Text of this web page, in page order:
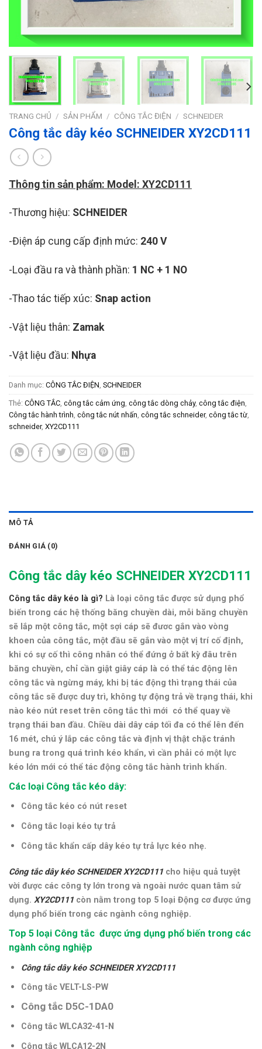
TRANG CHỦ / SẢN PHẨM / CÔNG TẮC ĐIỆN / SCHNEIDER
Công tắc dây kéo SCHNEIDER XY2CD111
Thông tin sản phẩm: Model: XY2CD111
-Thương hiệu: SCHNEIDER
-Điện áp cung cấp định mức: 240 V
-Loại đầu ra và thành phần: 1 NC + 1 NO
-Thao tác tiếp xúc: Snap action
-Vật liệu thân: Zamak
-Vật liệu đầu: Nhựa
Danh mục: CÔNG TẮC ĐIỆN, SCHNEIDER
Thẻ: CÔNG TẮC, công tắc cảm ứng, công tắc dòng chảy, công tắc điện,
Công tắc hành trình, công tắc nút nhấn, công tắc schneider, công tắc từ,
schneider, XY2CD111
MÔ TẢ
ĐÁNH GIÁ (0)
Công tắc dây kéo SCHNEIDER XY2CD111
Công tắc dây kéo là gì? Là loại công tắc được sử dụng phổ
biến trong các hệ thống băng chuyền dài, mỗi băng chuyền
sẽ lắp một công tắc, một sợi cáp sẽ đươc gắn vào vòng
khoen của công tắc, một đầu sẽ gắn vào một vị trí cố định,
khi có sự cố thì công nhân có thể đứng ở bất kỳ đâu trên
băng chuyền, chỉ cần giật giây cáp là có thể tác động lên
công tắc và ngừng máy, khi bị tác động thì trạng thái của
công tắc sẽ được duy trì, không tự động trả về trạng thái, khi
nào kéo nút reset trên công tắc thì mới có thể quay về
trạng thái ban đầu. Chiều dài dây cáp tối đa có thể lên đến
16 mét, chú ý lắp các công tắc và định vị thật chặc tránh
bung ra trong quá trình kéo khẩn, vì cần phải có một lực
kéo lớn mới có thể tác động công tắc hành trình khẩn.
Các loại Công tắc kéo dây:
Công tắc kéo có nút reset
Công tắc loại kéo tự trả
Công tắc khẩn cấp dây kéo tự trả lực kéo nhẹ.
Công tắc dây kéo SCHNEIDER XY2CD111 cho hiệu quả tuyệt
vời được các công ty lớn trong và ngoài nước quan tâm sử
dụng. XY2CD111 còn nằm trong top 5 loại Động cơ được ứng
dụng phổ biến trong các ngành công nghiệp.
Top 5 loại Công tắc được ứng dụng phổ biến trong các
ngành công nghiệp
Công tắc dây kéo SCHNEIDER XY2CD111
Công tắc VELT-LS-PW
Công tắc D5C-1DA0
Công tắc WLCA32-41-N
Công tắc WLCA12-2N